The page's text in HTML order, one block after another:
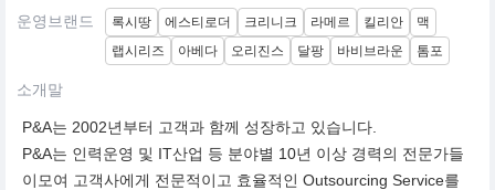
운영브랜드 록시땅 에스티로더 크리니크 라메르 킬리안
맥
랩시리즈
아베다 오리진스 달팡 바비브라운 톰포
소개말
P&A는 2002년부터 고객과 함께 성장하고 있습니다.
P&A는 인력운영 및 IT산업 등 분야별 10년 이상 경력의 전문가들
이모여 고객사에게 전문적이고 효율적인 Outsourcing Service를